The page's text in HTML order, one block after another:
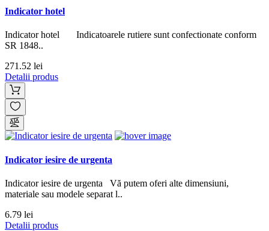
Indicator hotel
Indicator hotel Indicatoarele rutiere sunt confectionate conform
SR 1848..
271.52 lei
Detalii produs
Indicator iesire de urgenta
Indicator iesire de urgenta Vă putem oferi alte dimensiuni,
materiale sau modele separat l..
6.79 lei
Detalii produs